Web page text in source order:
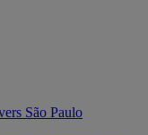
São Paulo